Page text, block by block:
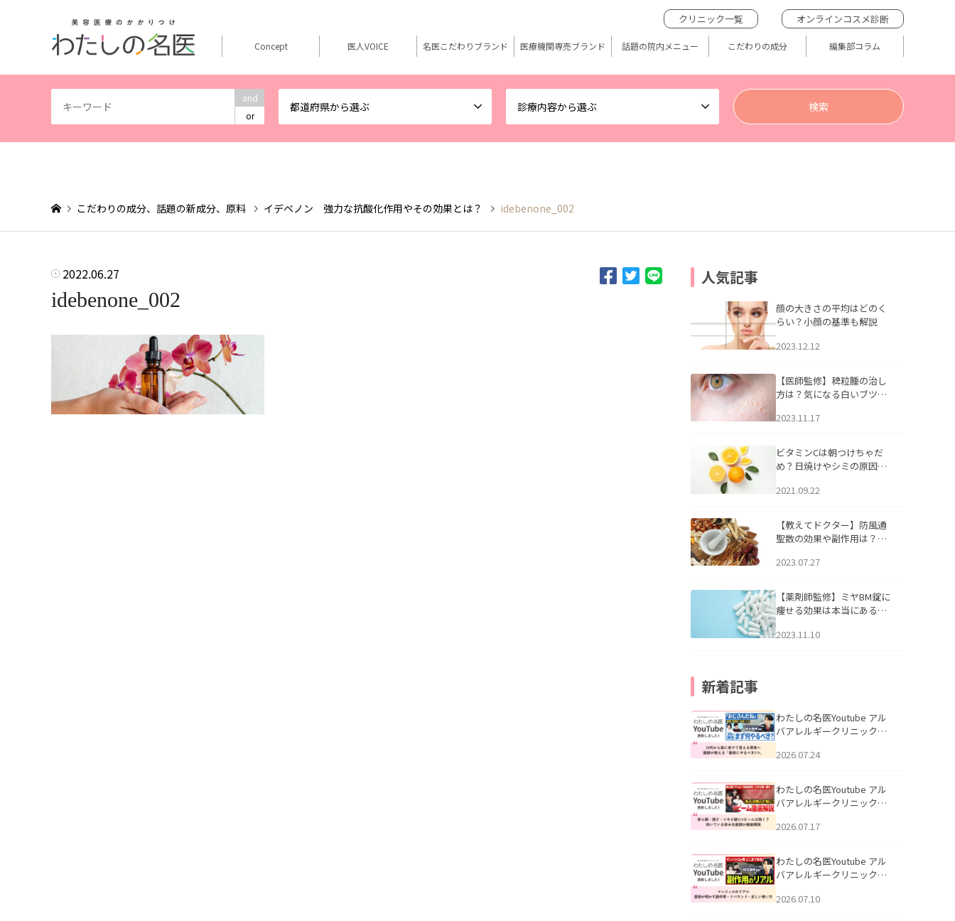
and
or
都道府県から選ぶ 診療内容から選ぶ
クリニック一覧 オンラインコスメ診断
Concept 医人VOICE 名医こだわりブランド 医療機関専売ブランド 話題の院内メニュー こだわりの成分 編集部コラム
こだわりの成分、話題の新成分、原料 イデベノン 強力な抗酸化作用やその効果とは？ idebenone_002
2022.06.27
idebenone_002
人気記事
顔の大きさの平均はどのく
らい？小顔の基準も解説
2023.12.12
【医師監修】稗粒腫の治し
方は？気になる白いブツブ
アについて
2023.11.17
ビタミンCは朝つけちゃだ
め？日焼けやシミの原因に
2021.09.22
【教えてドクター】防風通
聖散の効果や副作用は？長
2023.07.27
【薬剤師監修】ミヤBM錠に
痩せる効果は本当にある
2023.11.10
新着記事
わたしの名医Youtube アル
バアレルギークリニック札
える男性へ｜医師が教える
公開いたしました。
2026.07.24
わたしの名医Youtube アル
バアレルギークリニック札
跡にVビームは効く？向いて
説」を公開いたしました。
2026.07.17
わたしの名医Youtube アル
バアレルギークリニック札
医師が明かす副作用・リバ
2026.07.10